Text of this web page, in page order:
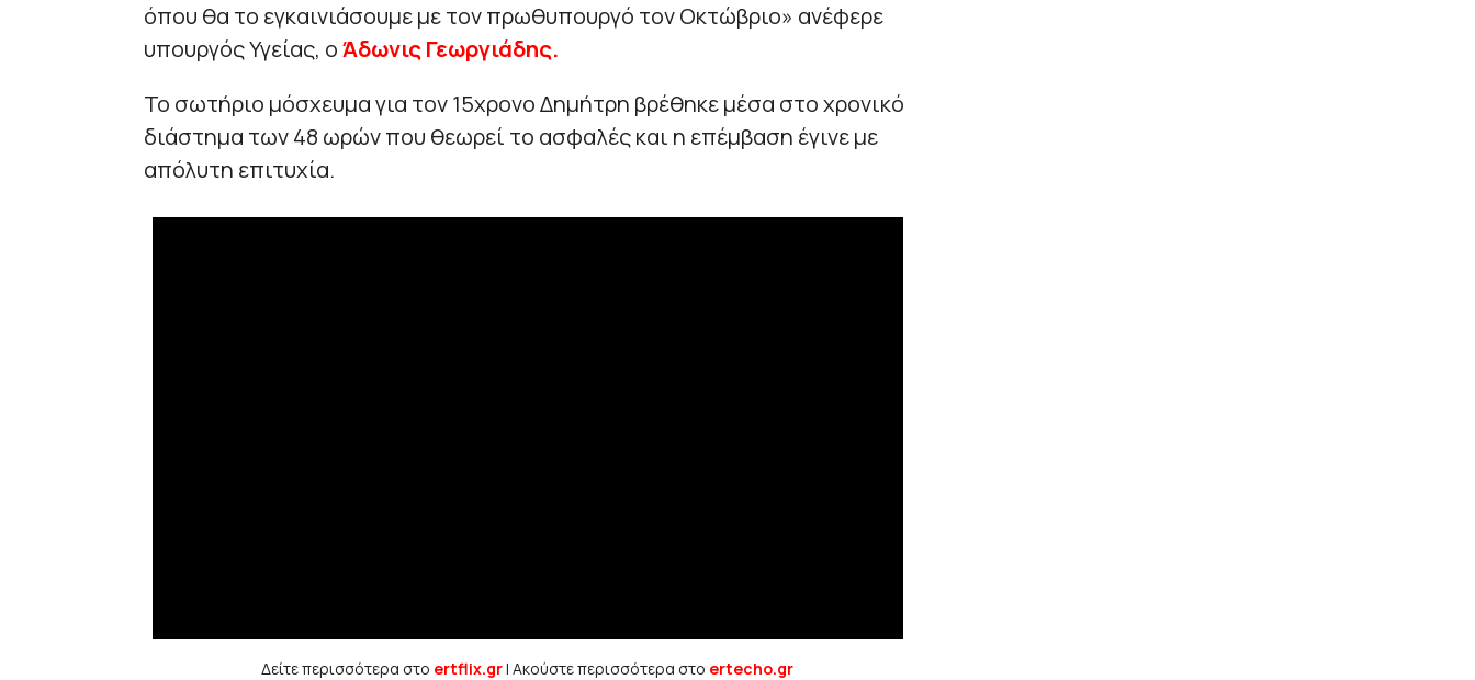
όπου θα το εγκαινιάσουμε με τον πρωθυπουργό τον Οκτώβριο» ανέφερε
υπουργός Υγείας, οΆδωνις Γεωργιάδης.
Το σωτήριο μόσχευμα για τον 15χρονο Δημήτρη βρέθηκε μέσα στο χρονικό
διάστημα των 48 ωρών που θεωρεί το ασφαλές και η επέμβαση έγινε με
απόλυτη επιτυχία.
Δείτε περισσότερα στο ertflix.gr| Ακούστε περισσότερα στο ertecho.gr